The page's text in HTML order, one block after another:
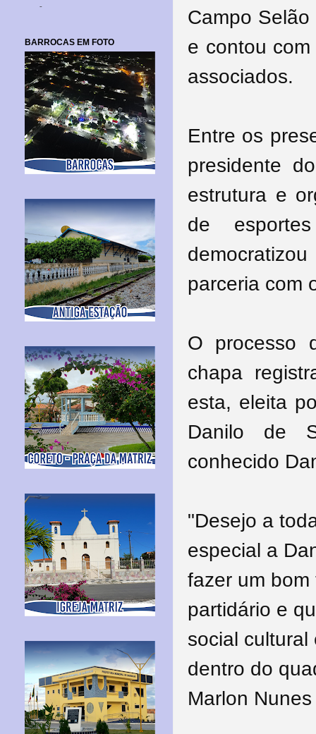
Campo
e contou
associados.
Entre os
presidente
estrutura e
de
parceria com
O processo
chapa
esta, eleita
Danilo de
conhecido
"Desejo a
especial a
fazer um
partidário e
social
dentro do
Marlon
-
BARROCAS EM FOTO